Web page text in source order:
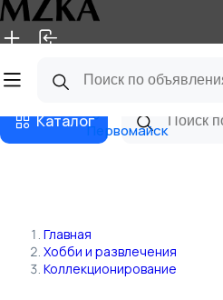
Главная Магазины
КаталогПервомайск
Главная
Хобби и развлечения
Коллекционирование